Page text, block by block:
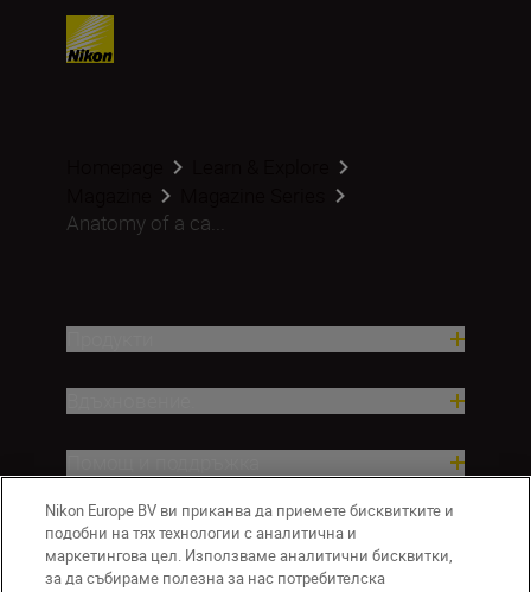
Anatomy of a ca...
Компания
Nikon Europe BV ви приканва да приемете бисквитките и
подобни на тях технологии с аналитична и
маркетингова цел. Използваме аналитични бисквитки,
за да събираме полезна за нас потребителска